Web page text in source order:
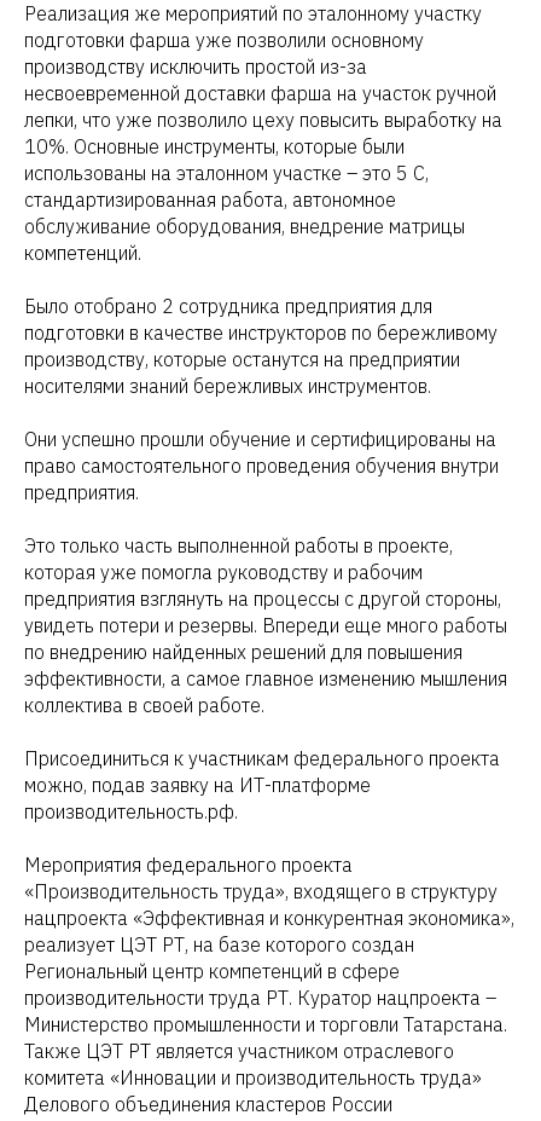
Реализация же мероприятий по эталонному участку
подготовки фарша уже позволили основному
производству исключить простой из-за
несвоевременной доставки фарша на участок ручной
лепки, что уже позволило цеху повысить выработку на
10%. Основные инструменты, которые были
использованы на эталонном участке – это 5 С,
стандартизированная работа, автономное
обслуживание оборудования, внедрение матрицы
компетенций.
Было отобрано 2 сотрудника предприятия для
подготовки в качестве инструкторов по бережливому
производству, которые останутся на предприятии
носителями знаний бережливых инструментов.
Они успешно прошли обучение и сертифицированы на
право самостоятельного проведения обучения внутри
предприятия.
Это только часть выполненной работы в проекте,
которая уже помогла руководству и рабочим
предприятия взглянуть на процессы с другой стороны,
увидеть потери и резервы. Впереди еще много работы
по внедрению найденных решений для повышения
эффективности, а самое главное изменению мышления
коллектива в своей работе.
Присоединиться к участникам федерального проекта
можно, подав заявку на ИТ-платформе
производительность.рф.
Мероприятия федерального проекта
«Производительность труда», входящего в структуру
нацпроекта «Эффективная и конкурентная экономика»,
реализует ЦЭТ РТ, на базе которого создан
Региональный центр компетенций в сфере
производительности труда РТ. Куратор нацпроекта –
Министерство промышленности и торговли Татарстана.
Также ЦЭТ РТ является участником отраслевого
комитета «Инновации и производительность труда»
Делового объединения кластеров России